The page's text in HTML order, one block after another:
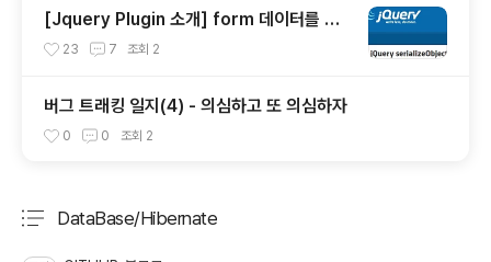
[Jquery Plugin 소개] form 데이터를 Ob
ject로 만들기
23 7 조회 2
버그 트래킹 일지(4) - 의심하고 또 의심하자
0 0 조회 2
DataBase/Hibernate